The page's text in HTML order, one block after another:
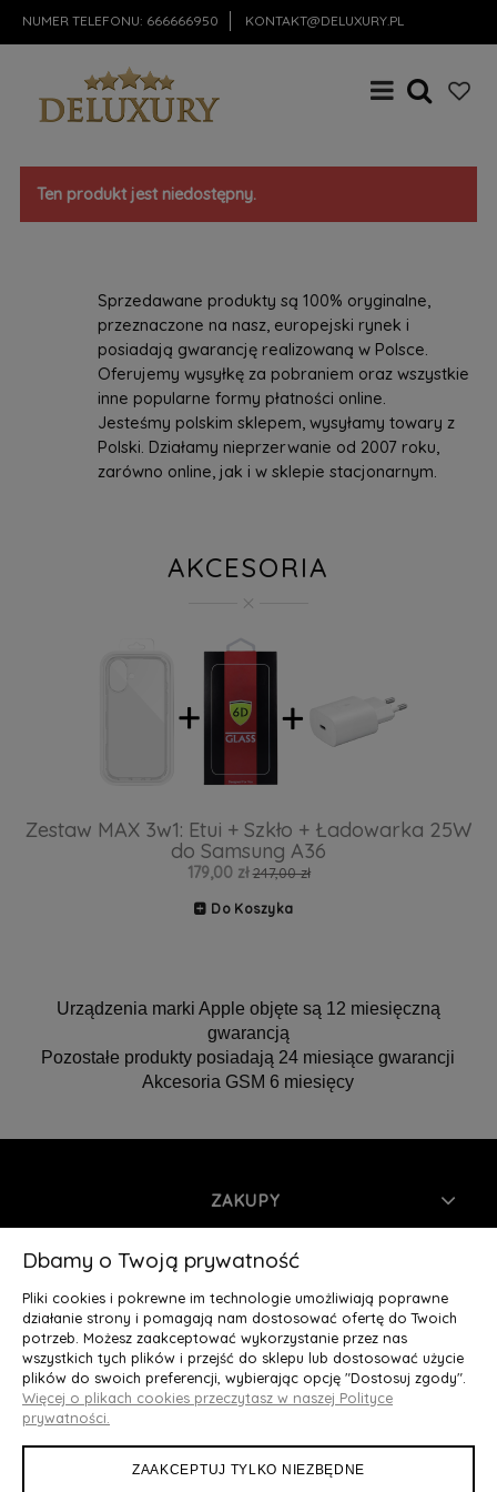
NUMER TELEFONU: 666666950 KONTAKT@DELUXURY.PL
Ten produkt jest niedostępny.
Sprzedawane produkty są 100% oryginalne,
przeznaczone na nasz, europejski rynek i
posiadają gwarancję realizowaną w Polsce.
Oferujemy wysyłkę za pobraniem oraz wszystkie
inne popularne formy płatności online.
Jesteśmy polskim sklepem, wysyłamy towary z
Polski. Działamy nieprzerwanie od 2007 roku,
zarówno online, jak i w sklepie stacjonarnym.
AKCESORIA
Zestaw MAX 3w1: Etui + Szkło + Ładowarka 25W
do Samsung A36
179,00 zł 247,00 zł
Do Koszyka
Urządzenia marki Apple objęte są 12 miesięczną
gwarancją
Pozostałe produkty posiadają 24 miesiące gwarancji
Akcesoria GSM 6 miesięcy
ZAKUPY
INFORMACJE
MOJE KONTO
O NAS
Deluxury.pl
Dbamy o Twoją prywatność
Pliki cookies i pokrewne im technologie umożliwiają poprawne
działanie strony i pomagają nam dostosować ofertę do Twoich
potrzeb. Możesz zaakceptować wykorzystanie przez nas
wszystkich tych plików i przejść do sklepu lub dostosować użycie
plików do swoich preferencji, wybierając opcję "Dostosuj zgody".
Więcej o plikach cookies przeczytasz w naszej Polityce
prywatności.
ZAAKCEPTUJ TYLKO NIEZBĘDNE